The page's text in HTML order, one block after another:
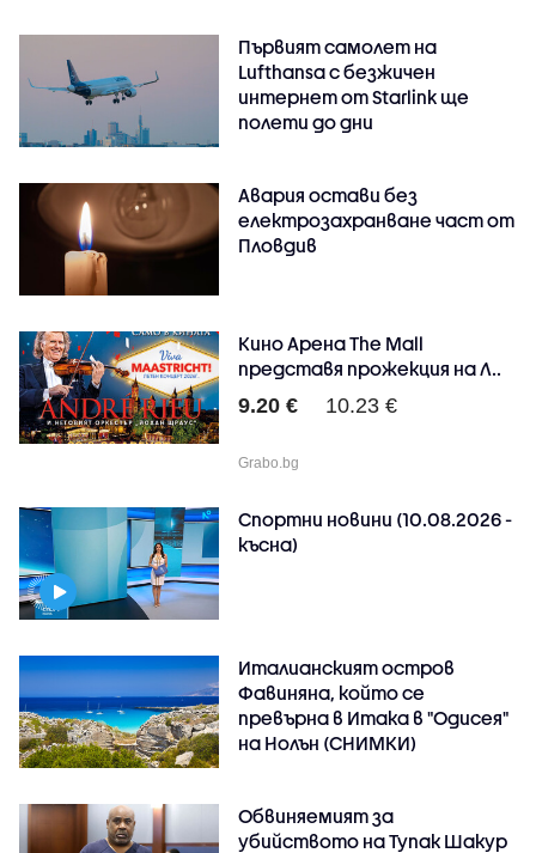
Първият самолет на
Lufthansa с безжичен
интернет от Starlink ще
полети до дни
Авария остави без
електрозахранване част от
Пловдив
Кино Арена The Mall
представя прожекция на Л..
9.20 € 10.23 €
Grabo.bg
Спортни новини (10.08.2026 -
късна)
Италианският остров
Фавиняна, който се
превърна в Итака в "Одисея"
на Нолън (СНИМКИ)
Обвиняемият за
убийството на Тупак Шакур